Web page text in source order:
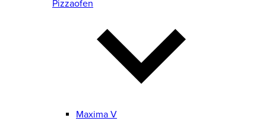
Pizzaofen
Maxima V